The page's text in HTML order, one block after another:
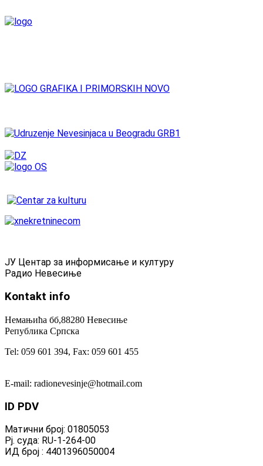
ЈУ Центар за информисање и културу
Радио Невесиње
Kontakt info
Немањића бб,88280 Невесиње
Република Српска
Tel: 059 601 394, Fax: 059 601 455
E-mail: radionevesinje@hotmail.com
ID PDV
Матични број: 01805053
Рј. суда: RU-1-264-00
ИД број : 4401396050004